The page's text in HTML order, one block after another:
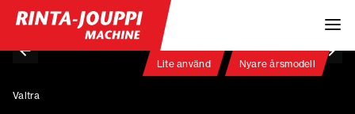
Lite använd Nyare årsmodell
Valtra